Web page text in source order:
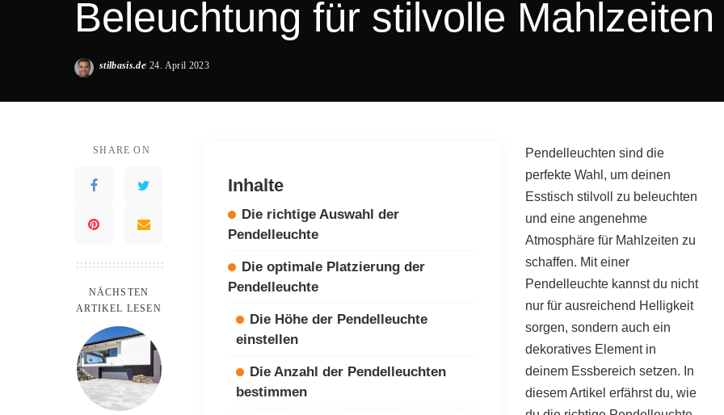
Beleuchtung für stilvolle Mahlzeiten
Posted
stilbasis.de 24. April 2023
SHARE ON
NÄCHSTEN
ARTIKEL LESEN
Inhalte
Die richtige Auswahl der
Pendelleuchte
Die optimale Platzierung der
Pendelleuchte
Die Höhe der Pendelleuchte
einstellen
Die Anzahl der Pendelleuchten
bestimmen
Pendelleuchten sind die
perfekte Wahl, um deinen
Esstisch stilvoll zu beleuchten
und eine angenehme
Atmosphäre für Mahlzeiten zu
schaffen. Mit einer
Pendelleuchte kannst du nicht
nur für ausreichend Helligkeit
sorgen, sondern auch ein
dekoratives Element in
deinem Essbereich setzen. In
diesem Artikel erfährst du, wie